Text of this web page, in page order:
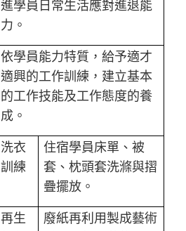
進學員日常生活應對進退能
力。
依學員能力特質，給予適才
適興的工作訓練，建立基本
的工作技能及工作態度的養
成。
洗衣
訓練
住宿學員床單、被
套、枕頭套洗滌與摺
疊擺放。
再生
廢紙再利用製成藝術